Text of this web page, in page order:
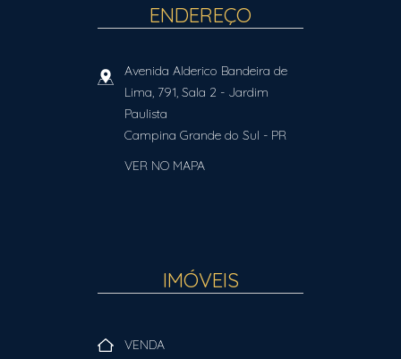
ENDEREÇO
Avenida Alderico Bandeira de
Lima, 791, Sala 2 - Jardim
Paulista
Campina Grande do Sul - PR
VER NO MAPA
IMÓVEIS
VENDA